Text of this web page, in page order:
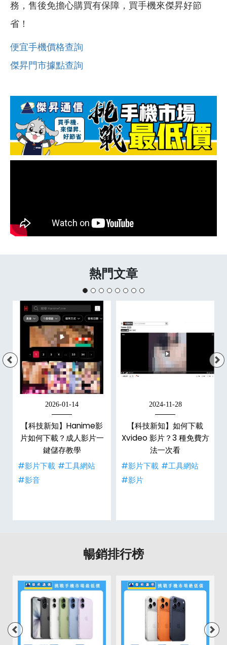
務，售後免擔心購買有保障，買手機來傑昇好節
省！
便宜手機價格查詢
傑昇門市據點查詢
熱門文章
2026-01-14
【科技新知】Hanime影
片如何下載？成人影片一
鍵儲存教學
#影片下載 #工具網站
#影音
2024-11-28
【科技新知】如何下載
Xvideo 影片？3 種免費方
法一次看
#影片下載 #工具網站
#影片
暢銷排行榜